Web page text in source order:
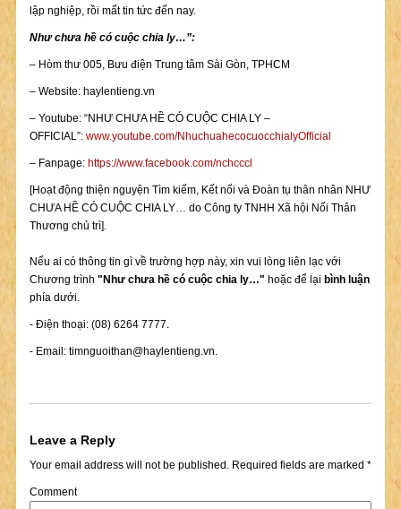
lập nghiệp, rồi mất tin tức đến nay.
Như chưa hề có cuộc chia ly…”:
– Hòm thư 005, Bưu điện Trung tâm Sài Gòn, TPHCM
– Website: haylentieng.vn
– Youtube: “NHƯ CHƯA HỀ CÓ CUỘC CHIA LY –
OFFICIAL”: www.youtube.com/NhuchuahecocuocchialyOfficial
– Fanpage: https://www.facebook.com/nchcccl
[Hoạt động thiện nguyện Tìm kiếm, Kết nối và Đoàn tụ thân nhân NHƯ
CHƯA HỀ CÓ CUỘC CHIA LY… do Công ty TNHH Xã hội Nối Thân
Thương chủ trì].
Nếu ai có thông tin gì về trường hợp này, xin vui lòng liên lạc với
Chương trình "Như chưa hề có cuộc chia ly…" hoặc để lại bình luận
phía dưới.
- Điện thoại: (08) 6264 7777.
- Email: timnguoithan@haylentieng.vn.
Leave a Reply
Your email address will not be published.Required fields are marked *
Comment